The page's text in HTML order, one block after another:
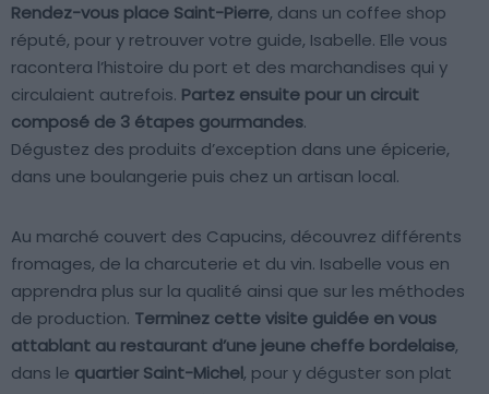
Rendez-vous place Saint-Pierre, dans un coffee shop
réputé, pour y retrouver votre guide, Isabelle. Elle vous
racontera l’histoire du port et des marchandises qui y
circulaient autrefois. Partez ensuite pour un circuit
composé de 3 étapes gourmandes.
Dégustez des produits d’exception dans une épicerie,
dans une boulangerie puis chez un artisan local.
Au marché couvert des Capucins, découvrez différents
fromages, de la charcuterie et du vin. Isabelle vous en
apprendra plus sur la qualité ainsi que sur les méthodes
de production. Terminez cette visite guidée en vous
attablant au restaurant d’une jeune cheffe bordelaise,
dans le quartier Saint-Michel, pour y déguster son plat